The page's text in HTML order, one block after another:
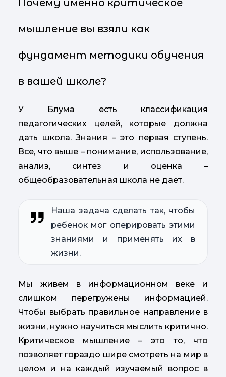
мышление вы взяли как
фундамент методики обучения
в вашей школе?
У Блума есть классификация
педагогических целей, которые должна
дать школа. Знания – это первая ступень.
Все, что выше – понимание, использование,
анализ, синтез и оценка –
общеобразовательная школа не дает.
Наша задача сделать так, чтобы
ребенок мог оперировать этими
знаниями и применять их в
жизни.
Мы живем в информационном веке и
слишком перегружены информацией.
Чтобы выбрать правильное направление в
жизни, нужно научиться мыслить критично.
Критическое мышление – это то, что
позволяет гораздо шире смотреть на мир в
целом и на каждый изучаемый вопрос в